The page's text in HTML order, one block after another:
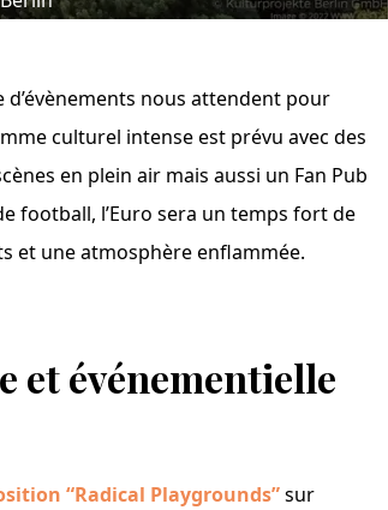
nous attendent pour
culturel intense est prévu avec des
en plein air mais aussi un Fan Pub
football, l’Euro sera un temps fort de
et une atmosphère enflammée.
événementielle
“Radical Playgrounds”sur